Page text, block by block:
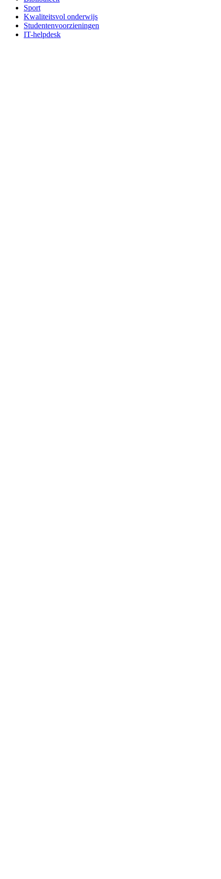
Sport
Kwaliteitsvol onderwijs
Studentenvoorzieningen
IT-helpdesk